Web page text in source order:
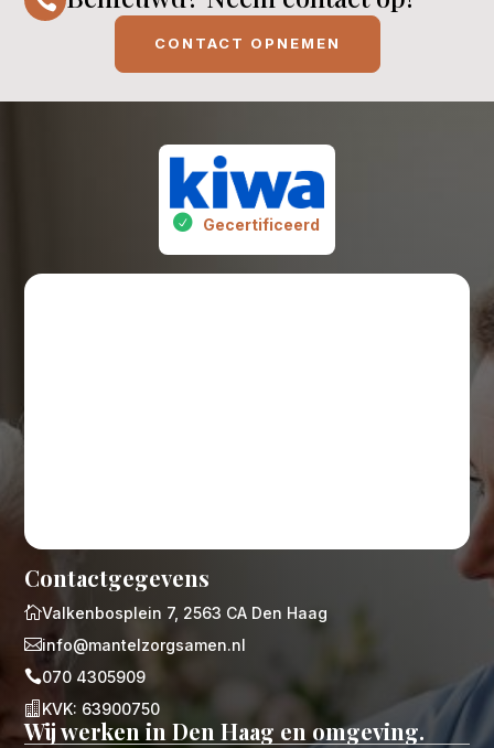
CONTACT OPNEMEN
Gecertificeerd
Contactgegevens
Valkenbosplein 7, 2563 CA Den Haag
info@mantelzorgsamen.nl
070 4305909
 KVK: 63900750
Wij werken in Den Haag en omgeving.